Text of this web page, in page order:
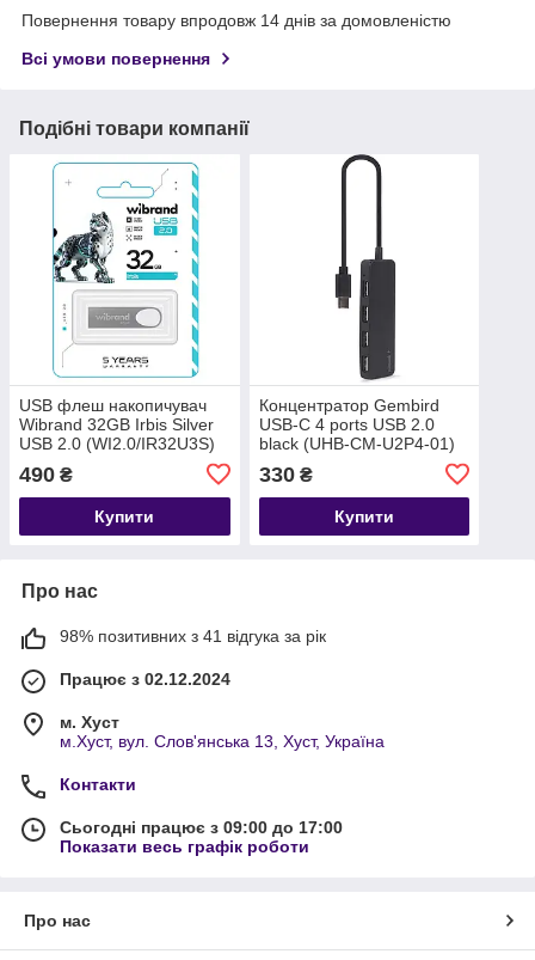
Повернення товару впродовж 14 днів за домовленістю
Всі умови повернення
Подібні товари компанії
USB флеш накопичувач
Wibrand 32GB Irbis Silver
USB 2.0 (WI2.0/IR32U3S)
490 ₴
Купити
Концентратор Gembird
USB-C 4 ports USB 2.0
black (UHB-CM-U2P4-01)
330₴
Купити
Про нас
98% позитивних з 41 відгука за рік
Працює з 02.12.2024
м. Хуст
м.Хуст, вул. Слов'янська 13, Хуст, Україна
Контакти
Сьогодні працює з 09:00 до 17:00
Показати весь графік роботи
Про нас